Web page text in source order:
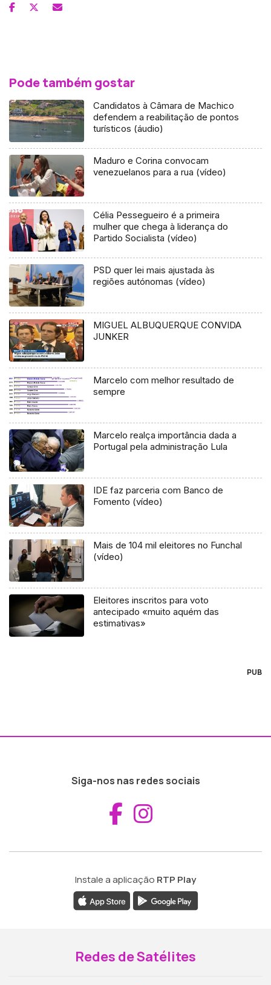
Pode também gostar
Candidatos à Câmara de Machico
defendem a reabilitação de pontos
turísticos (áudio)
Maduro e Corina convocam
venezuelanos para a rua (vídeo)
Célia Pessegueiro é a primeira
mulher que chega à liderança do
Partido Socialista (vídeo)
PSD quer lei mais ajustada às
regiões autónomas (vídeo)
MIGUEL ALBUQUERQUE CONVIDA
JUNKER
Marcelo com melhor resultado de
sempre
Marcelo realça importância dada a
Portugal pela administração Lula
IDE faz parceria com Banco de
Fomento (vídeo)
Mais de 104 mil eleitores no Funchal
(vídeo)
Eleitores inscritos para voto
antecipado «muito aquém das
estimativas»
PUB
Siga-nos nas redes sociais
Aceder ao
Instale a aplicação RTP Play
Redes de Satélites